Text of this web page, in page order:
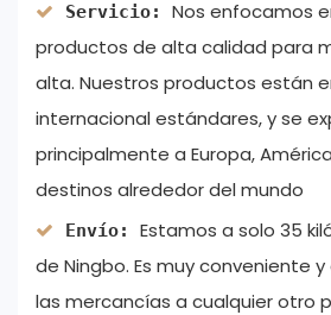
Servicio: Nos enfocamos
productos de alta calidad para
alta. Nuestros productos están
internacional estándares, y se
principalmente a Europa,
destinos alrededor del mundo
Envío: Estamos a solo 35
de Ningbo. Es muy conveniente
las mercancías a cualquier otro